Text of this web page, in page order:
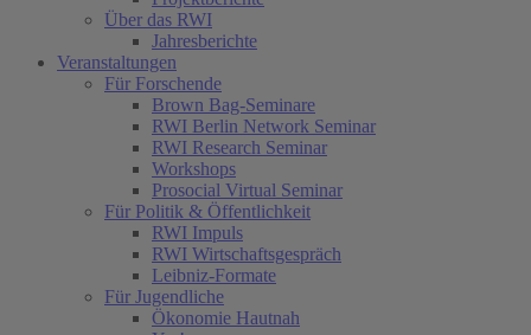
Über das RWI
Jahresberichte
Veranstaltungen
Für Forschende
Brown Bag-Seminare
RWI Berlin Network Seminar
RWI Research Seminar
Workshops
Prosocial Virtual Seminar
Für Politik & Öffentlichkeit
RWI Impuls
RWI Wirtschaftsgespräch
Leibniz-Formate
Für Jugendliche
Ökonomie Hautnah